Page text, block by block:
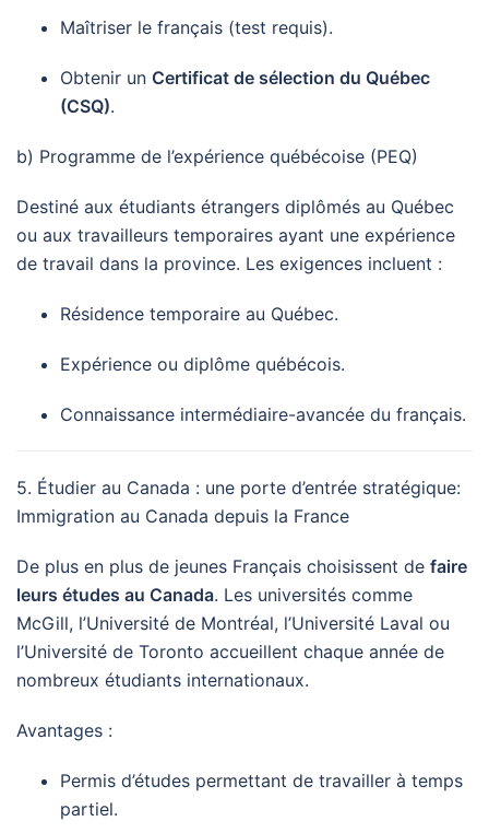
Maîtriser le français (test requis).
Obtenir un Certificat de sélection du Québec
(CSQ).
b) Programme de l’expérience québécoise (PEQ)
Destiné aux étudiants étrangers diplômés au Québec
ou aux travailleurs temporaires ayant une expérience
de travail dans la province. Les exigences incluent :
Résidence temporaire au Québec.
Expérience ou diplôme québécois.
Connaissance intermédiaire-avancée du français.
5. Étudier au Canada : une porte d’entrée stratégique:
Immigration au Canada depuis la France
De plus en plus de jeunes Français choisissent de faire
leurs études au Canada. Les universités comme
McGill, l’Université de Montréal, l’Université Laval ou
l’Université de Toronto accueillent chaque année de
nombreux étudiants internationaux.
Avantages :
Permis d’études permettant de travailler à temps
partiel.